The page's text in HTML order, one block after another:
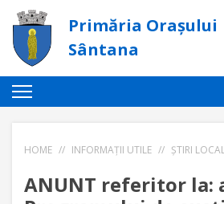
Primăria Orașului
Sântana
HOME // INFORMAȚII UTILE // ȘTIRI
ANUNT referitor la: